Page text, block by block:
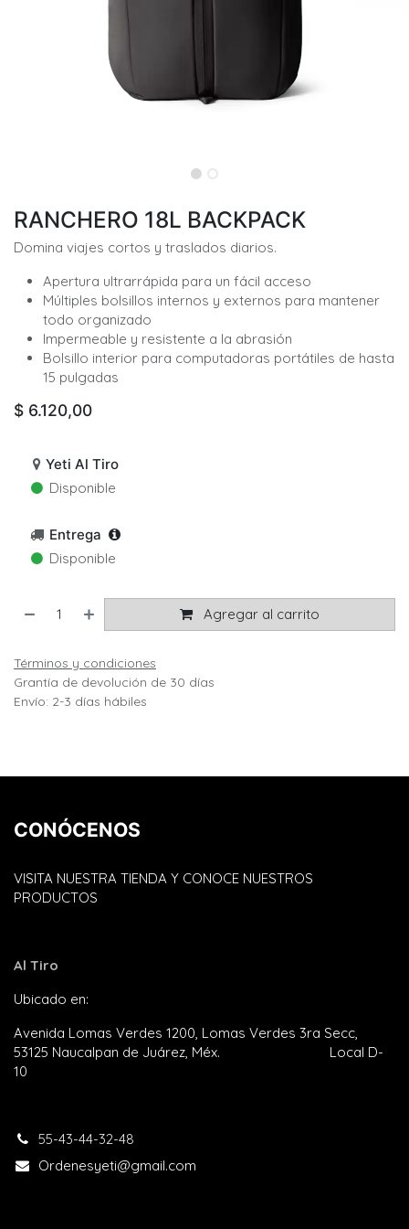
RANCHERO 18L BACKPACK
Domina viajes cortos y traslados diarios.
Apertura ultrarrápida para un fácil acceso
Múltiples bolsillos internos y externos para mantener
todo organizado
Impermeable y resistente a la abrasión
Bolsillo interior para computadoras portátiles de hasta
15 pulgadas
$ 6.120,00
Yeti Al Tiro
Disponible
Entrega
Disponible
Agregar al carrito
Términos y condiciones
Grantía de devolución de 30 días
Envío: 2-3 días hábiles
CONÓCENOS
VISITA NUESTRA TIENDA Y CONOCE NUESTROS
PRODUCTOS
Al Tiro
Ubicado en:
Avenida Lomas Verdes 1200, Lomas Verdes 3ra Secc,
53125 Naucalpan de Juárez, Méx. Local D-
10
55-43-44-32-48​
Ordenesyeti@gmail.com